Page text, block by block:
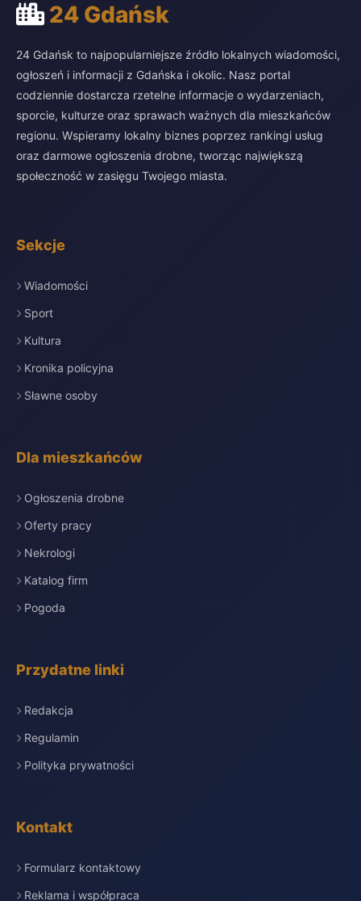
24 Gdańsk
24 Gdańsk to najpopularniejsze źródło lokalnych wiadomości,
ogłoszeń i informacji z Gdańska i okolic. Nasz portal
codziennie dostarcza rzetelne informacje o wydarzeniach,
sporcie, kulturze oraz sprawach ważnych dla mieszkańców
regionu. Wspieramy lokalny biznes poprzez rankingi usług
oraz darmowe ogłoszenia drobne, tworząc największą
społeczność w zasięgu Twojego miasta.
Sekcje
Wiadomości
Sport
Kultura
Kronika policyjna
Sławne osoby
Dla mieszkańców
Ogłoszenia drobne
Oferty pracy
Nekrologi
Katalog firm
Pogoda
Przydatne linki
Redakcja
Regulamin
Polityka prywatności
Kontakt
Formularz kontaktowy
Reklama i współpraca